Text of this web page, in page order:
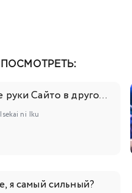
Мастер на все руки Сайто в другом мире
ni Iku
я самый сильный?